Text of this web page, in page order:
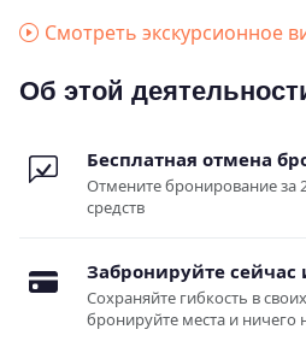
Смотреть экскурсионное
Об этой
Бесплатная отмена
Отмените бронирование за
средств
Забронируйте сейчас
Сохраняйте гибкость в
бронируйте места и ничего